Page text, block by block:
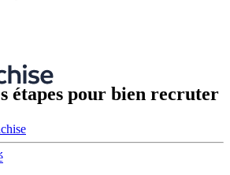
étapes pour bien recruter